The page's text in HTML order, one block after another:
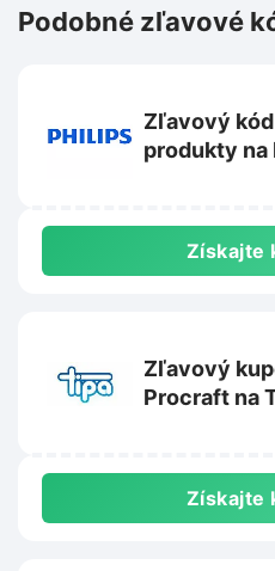
Podobné zľavové
Zľavový
produkty
Získajte
Zľavový
Procraft na
Získajte